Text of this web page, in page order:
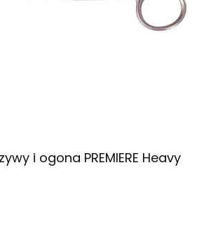
i ogona PREMIERE Heavy